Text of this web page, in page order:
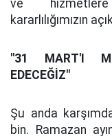
ve
kararlılığımızın
"31 MART'I
EDECEĞİZ"
Şu anda
bin. Ramazan